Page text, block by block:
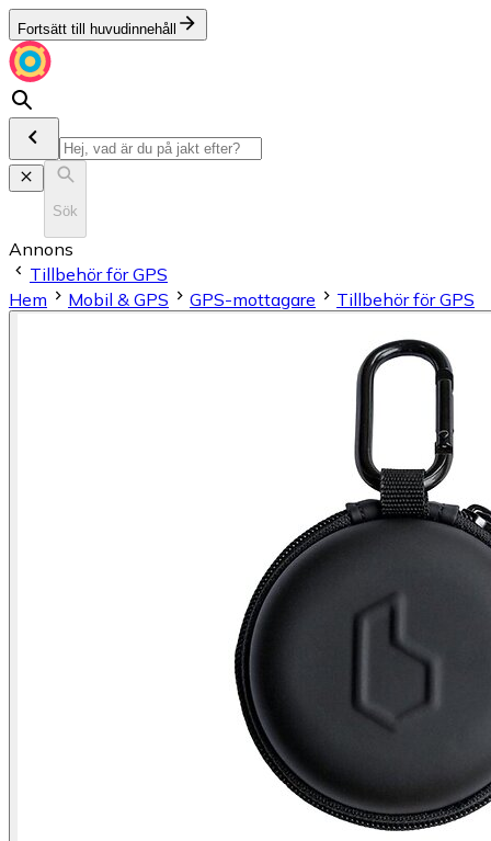
Fortsätt till huvudinnehåll
Sök
Annons
Tillbehör för GPS
Hem
Mobil & GPS GPS-mottagare Tillbehör för GPS